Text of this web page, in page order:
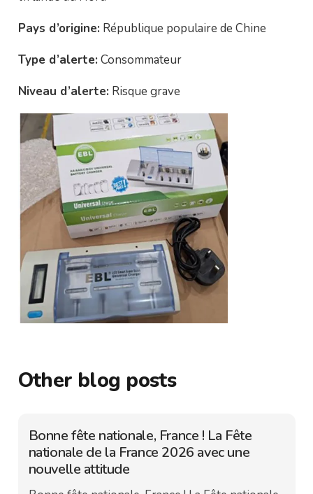
Pays d’origine: République populaire de Chine
Type d’alerte: Consommateur
Niveau d’alerte: Risque grave
Other blog posts
Bonne fête nationale, France ! La Fête
nationale de la France 2026 avec une
nouvelle attitude